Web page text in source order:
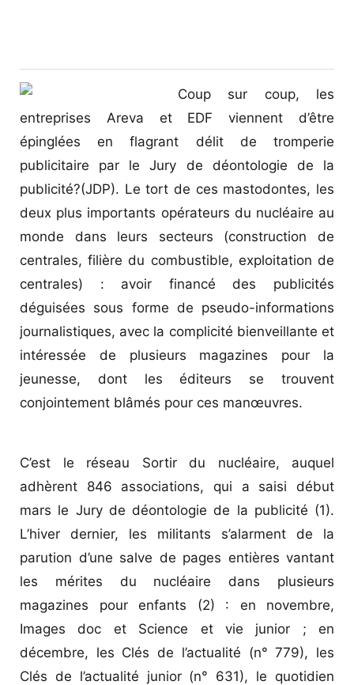
Coup sur coup, les
entreprises Areva et EDF viennent d’être
épinglées en flagrant délit de tromperie
publicitaire par le Jury de déontologie de la
publicité?(JDP). Le tort de ces mastodontes, les
deux plus importants opérateurs du nucléaire au
monde dans leurs secteurs (construction de
centrales, filière du combustible, exploitation de
centrales) : avoir financé des publicités
déguisées sous forme de pseudo-informations
journalistiques, avec la complicité bienveillante et
intéressée de plusieurs magazines pour la
jeunesse, dont les éditeurs se trouvent
conjointement blâmés pour ces ­manœuvres.
C’est le réseau Sortir du nucléaire, auquel
adhèrent 846 associations, qui a saisi début
mars le Jury de déontologie de la publicité (1).
L’hiver dernier, les militants s’alarment de la
parution d’une salve de pages entières vantant
les mérites du nucléaire dans plusieurs
magazines pour enfants (2) : en novembre,
Images doc et Science et vie junior ; en
décembre, les Clés de l’actualité (n° 779), les
Clés de l’actualité junior (n° 631), le quotidien